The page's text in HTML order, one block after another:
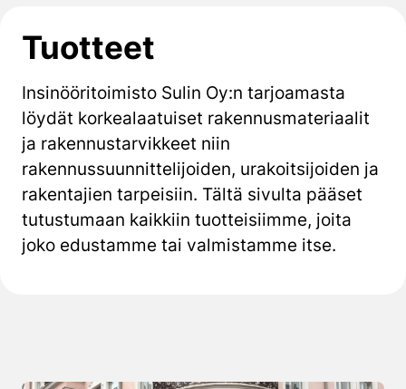
Tuotteet
Insinööritoimisto Sulin Oy:n tarjoamasta
löydät korkealaatuiset rakennusmateriaalit
ja rakennustarvikkeet niin
rakennussuunnittelijoiden, urakoitsijoiden ja
rakentajien tarpeisiin. Tältä sivulta pääset
tutustumaan kaikkiin tuotteisiimme, joita
joko edustamme tai valmistamme itse.